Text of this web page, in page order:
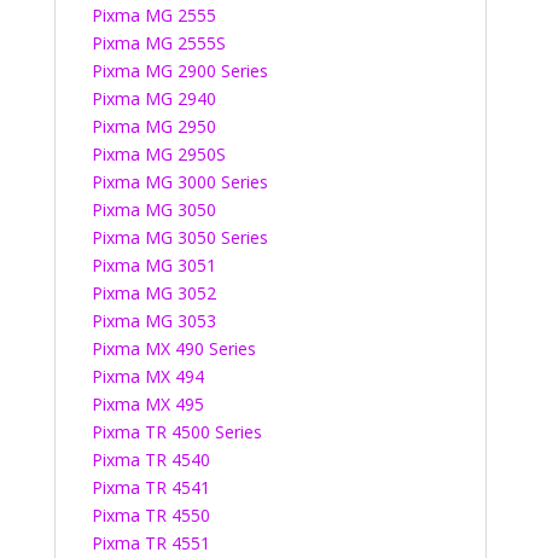
Pixma MG 2555
Pixma MG 2555S
Pixma MG 2900 Series
Pixma MG 2940
Pixma MG 2950
Pixma MG 2950S
Pixma MG 3000 Series
Pixma MG 3050
Pixma MG 3050 Series
Pixma MG 3051
Pixma MG 3052
Pixma MG 3053
Pixma MX 490 Series
Pixma MX 494
Pixma MX 495
Pixma TR 4500 Series
Pixma TR 4540
Pixma TR 4541
Pixma TR 4550
Pixma TR 4551